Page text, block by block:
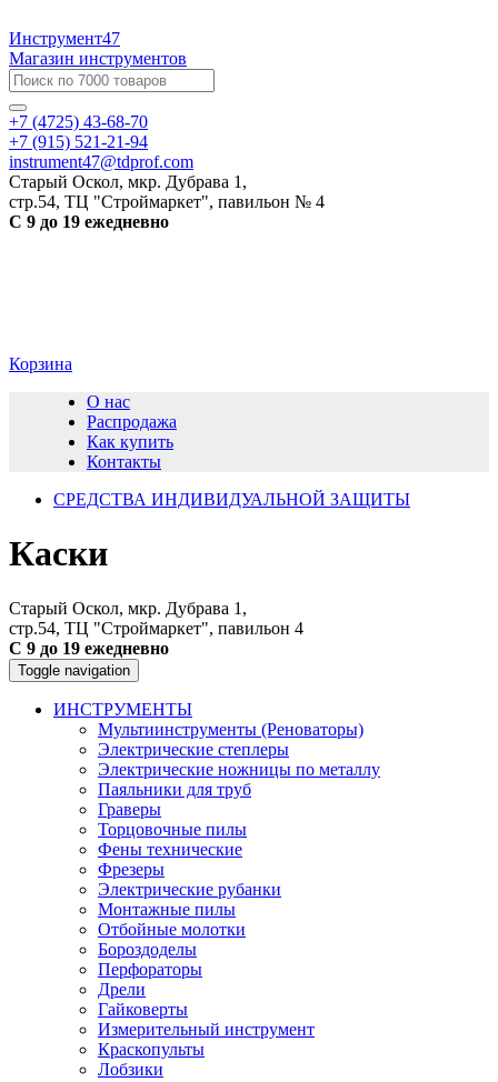
Инструмент47
Магазин инструментов
+7 (4725) 43-68-70
+7 (915) 521-21-94
instrument47@tdprof.com
Старый Оскол, мкр. Дубрава 1,
стр.54, ТЦ "Строймаркет", павильон № 4
С 9 до 19 ежедневно
Корзина
О нас
Распродажа
Как купить
Контакты
СРЕДСТВА ИНДИВИДУАЛЬНОЙ ЗАЩИТЫ
Каски
Старый Оскол, мкр. Дубрава 1,
стр.54, ТЦ "Строймаркет", павильон 4
С 9 до 19 ежедневно
Toggle navigation
ИНСТРУМЕНТЫ
Мультиинструменты (Реноваторы)
Электрические степлеры
Электрические ножницы по металлу
Паяльники для труб
Граверы
Торцовочные пилы
Фены технические
Фрезеры
Электрические рубанки
Монтажные пилы
Отбойные молотки
Бороздоделы
Перфораторы
Дрели
Гайковерты
Измерительный инструмент
Краскопульты
Лобзики